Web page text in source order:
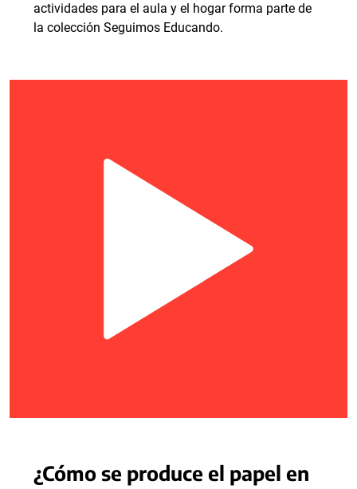
actividades para el aula y el hogar forma parte de
la colección Seguimos Educando.
¿Cómo se produce el papel en